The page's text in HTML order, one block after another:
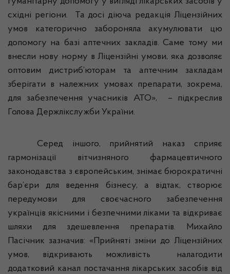
східні регіони.
Та досі діюча редакція Ліцензійних
умов категорично забороняла акумулювати цю
допомогу на базі аптечних закладів. Саме тому ми
внесли нову норму в Ліцензійні умови, яка дозволяє
оптовим дистриб’юторам та аптечним закладам
зберігати в належних умовах препарати, зокрема,
для забезпечення учасників АТО»,
– підкреслив
Голова Держлікслужби України.
Серед іншого, прийнятий наказ сприяє
гармонізації вітчизняного фармацевтичного
законодавства з європейським, знімає бюрократичні
бар’єри для ведення бізнесу, а відтак, створює
передумови для своєчасного забезпечення
українців якісними і безпечними ліками та відкриває
шляхи для здешевлення препаратів. Михайло
Пасічник зазначив: «Прийняті зміни до Ліцензійних
умов, відкривають можливість
налагодити
додатковий канал постачання лікарських засобів від